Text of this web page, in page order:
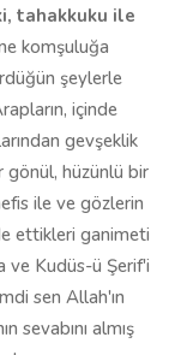
tahakkuku ile
komşuluğa
şeylerle
içinde
gevşeklik
gönül, hüzünlü bir
ile ve gözlerin
ettikleri ganimeti
ve Kudüs-ü Şerif'i
sen Allah'ın
sevabını almış